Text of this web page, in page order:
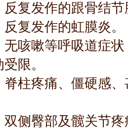
发作的跟骨结节
发作的虹膜炎。
嗽等呼吸道症状
限。
疼痛、僵硬感、
臀部及髋关节疼